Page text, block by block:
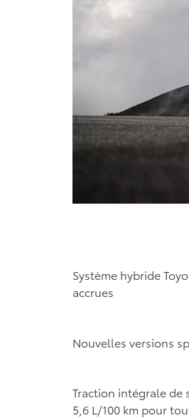
Système hybride
accrues
Nouvelles versions
Traction intégrale de
5,6 L/100 km pour